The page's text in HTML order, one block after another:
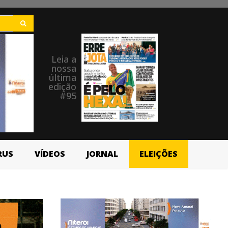
Leia a
nossa
última
edição
#95
VÍDEOS JORNAL ELEIÇÕES